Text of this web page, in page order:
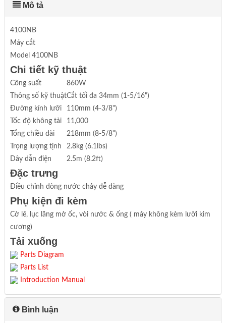
Mô tả
4100NB
Máy cắt
Model 4100NB
Chi tiết kỹ thuật
Công suất
860W
Thông số kỹ thuậtCắt tối đa 34mm (1-5/16")
Đường kính lưỡi
110mm (4-3/8")
Tốc độ không tải
11,000
Tổng chiều dài
218mm (8-5/8")
Trọng lượng tịnh
2.8kg (6.1lbs)
Dây dẫn điện
2.5m (8.2ft)
Đặc trưng
Điều chỉnh dòng nước chảy dễ dàng
Phụ kiện đi kèm
Cờ lê, lục lăng mở ốc, vòi nước & ống ( máy không kèm lưỡi kim
cương)
Tải xuống
Parts Diagram
Parts List
Introduction Manual
Bình luận